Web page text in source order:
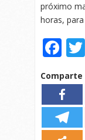
próximo
horas,